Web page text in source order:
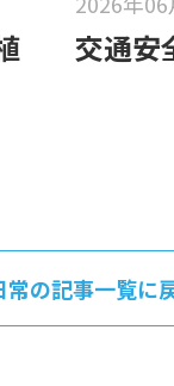
交通
の記事一覧に